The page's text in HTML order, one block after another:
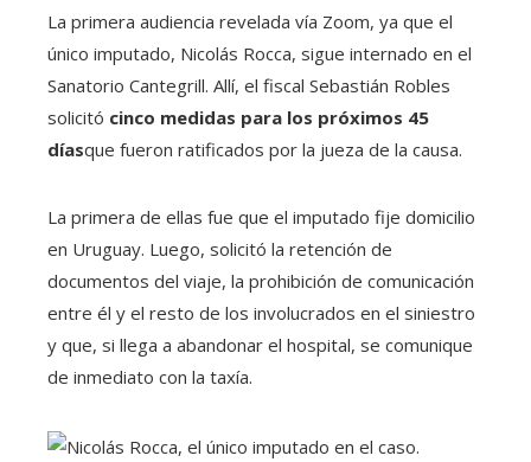
La primera audiencia revelada vía Zoom, ya que el
único imputado, Nicolás Rocca, sigue internado en el
Sanatorio Cantegrill. Allí, el fiscal Sebastián Robles
solicitó cinco medidas para los próximos 45
díasque fueron ratificados por la jueza de la causa.
La primera de ellas fue que el imputado fije domicilio
en Uruguay. Luego, solicitó la retención de
documentos del viaje, la prohibición de comunicación
entre él y el resto de los involucrados en el siniestro
y que, si llega a abandonar el hospital, se comunique
de inmediato con la taxía.